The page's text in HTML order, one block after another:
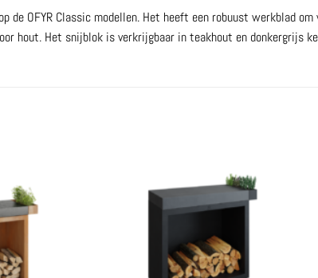
de OFYR Classic modellen. Het heeft een robuust werkblad
hout. Het snijblok is verkrijgbaar in teakhout en donkergrijs